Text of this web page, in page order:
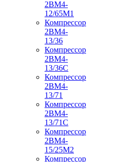
2ВМ4-
12/65М1
Компрессор
2ВМ4-
13/36
Компрессор
2ВМ4-
13/36С
Компрессор
2ВМ4-
13/71
Компрессор
2ВМ4-
13/71С
Компрессор
2ВМ4-
15/25М2
Компрессор